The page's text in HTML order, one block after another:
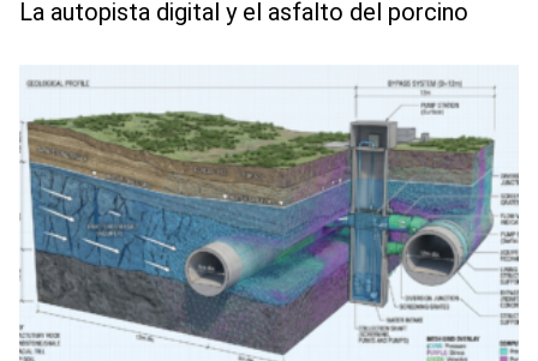
La autopista digital y el asfalto del porcino